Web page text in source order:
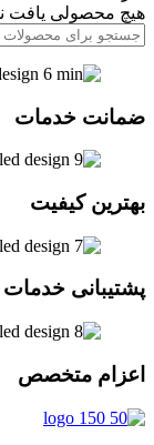
هیچ محصولی یافت
ضمانت خدمات
بهترین کیفیت
پشتیبانی خدمات
اعزام متخصص